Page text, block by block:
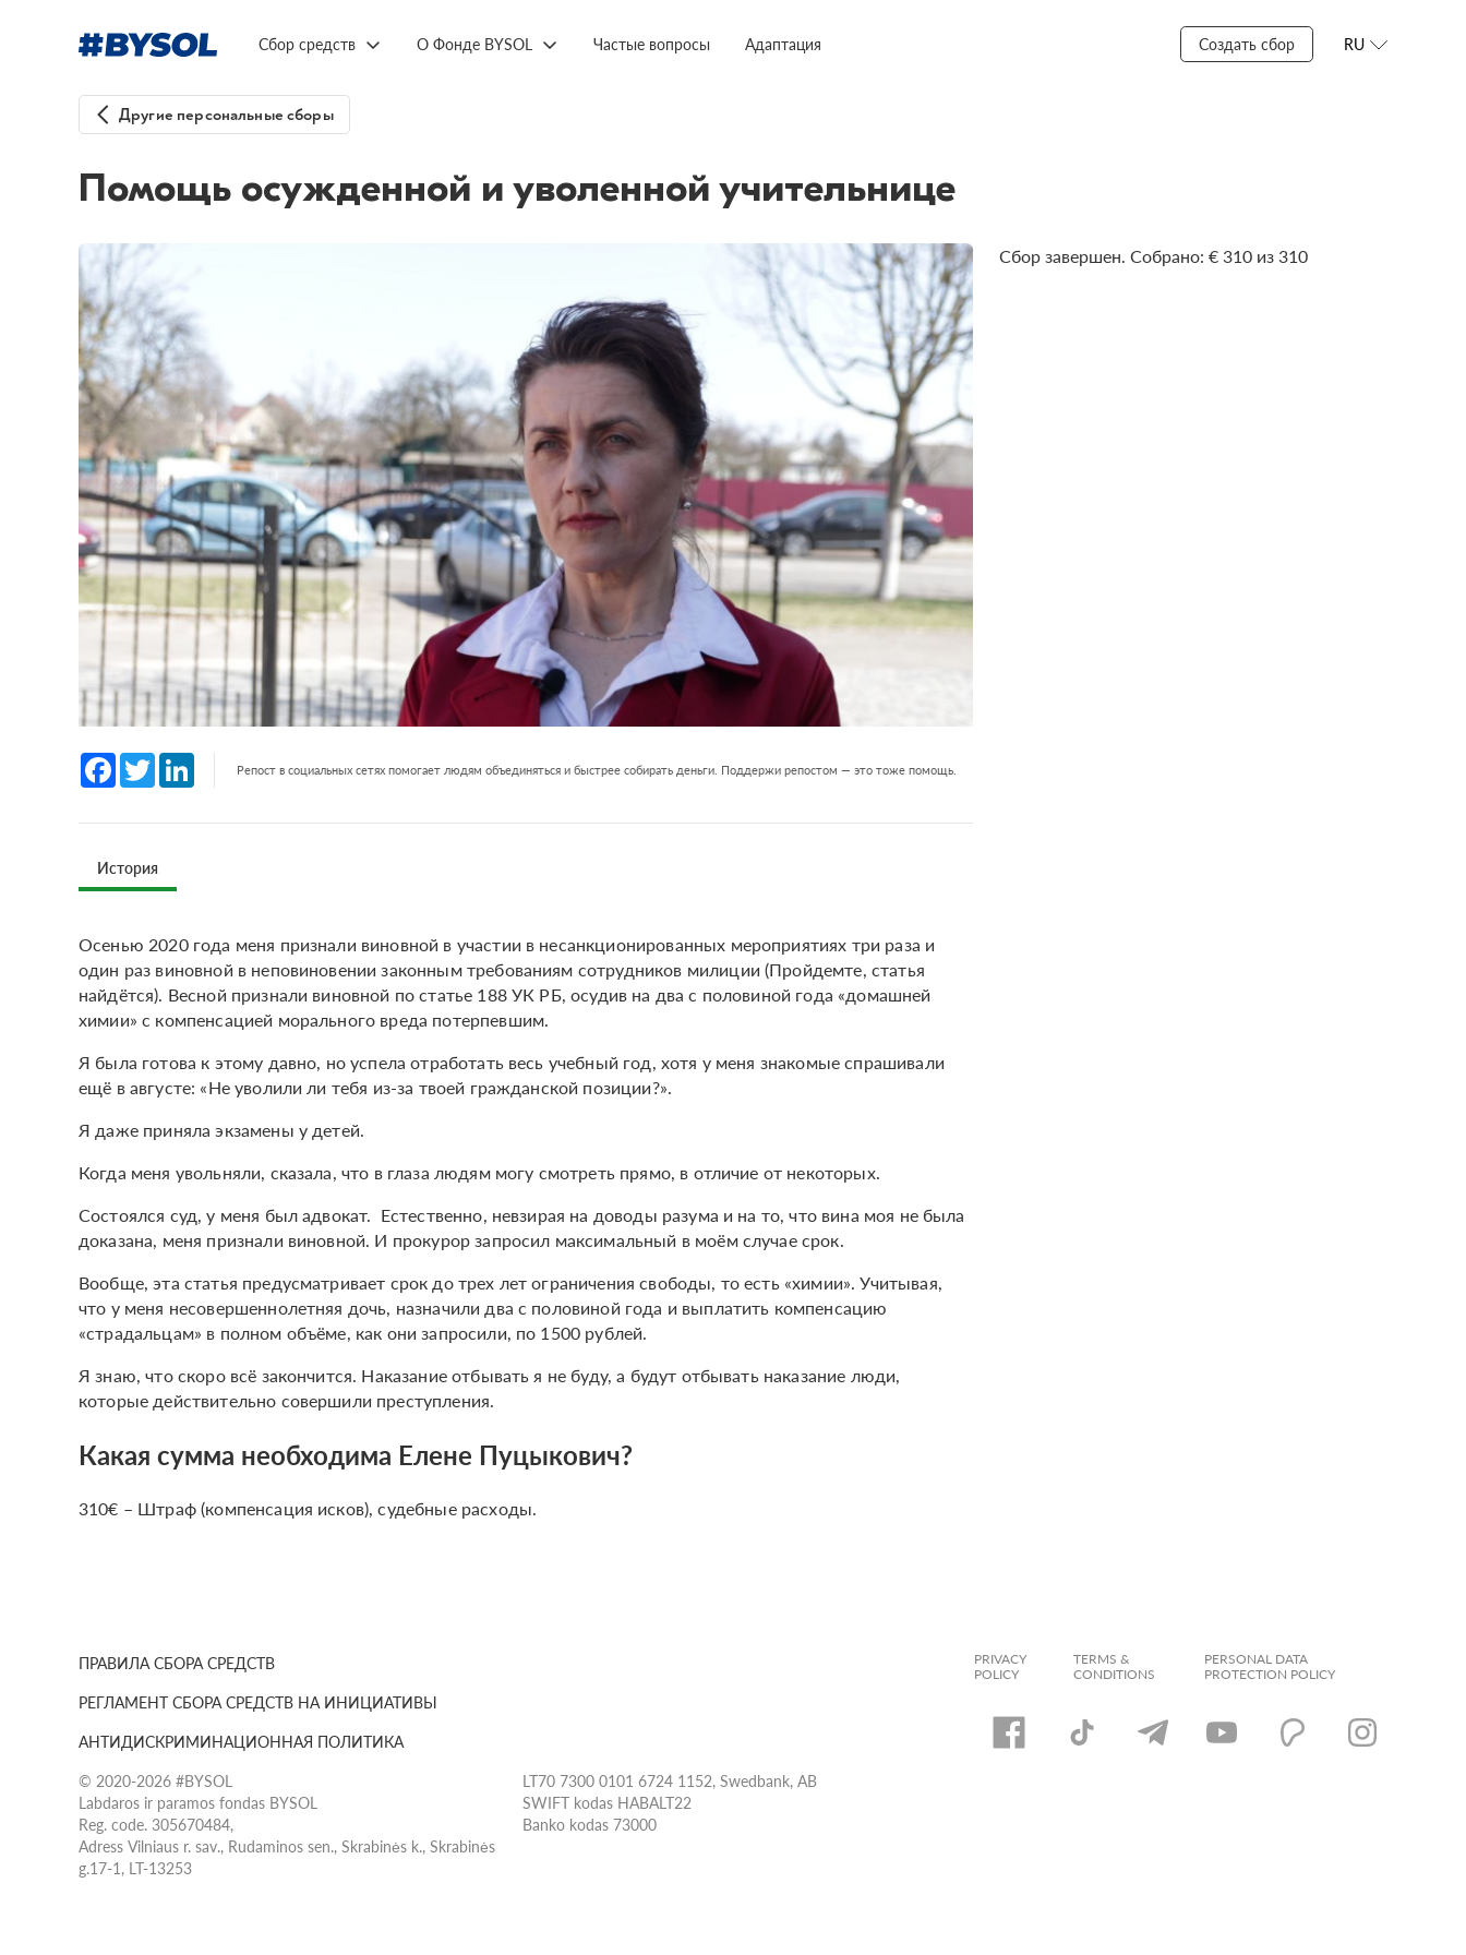
Сбор средств О Фонде BYSOL Частые вопросы Адаптация Создать сбор RU
Другие персональные сборы
Помощь осужденной и уволенной учительнице
Facebook
Twitter LinkedInРепост в социальных сетях помогает людям объединяться и быстрее собирать деньги. Поддержи репостом — это тоже помощь.
История
Осенью 2020 года меня признали виновной в участии в несанкционированных мероприятиях три раза и
один раз виновной в неповиновении законным требованиям сотрудников милиции (Пройдемте, статья
найдётся). Весной признали виновной по статье 188 УК РБ, осудив на два с половиной года «домашней
химии» с компенсацией морального вреда потерпевшим.
Я была готова к этому давно, но успела отработать весь учебный год, хотя у меня знакомые спрашивали
ещё в августе: «Не уволили ли тебя из-за твоей гражданской позиции?».
Я даже приняла экзамены у детей.
Когда меня увольняли, сказала, что в глаза людям могу смотреть прямо, в отличие от некоторых.
Состоялся суд, у меня был адвокат. Естественно, невзирая на доводы разума и на то, что вина моя не была
доказана, меня признали виновной. И прокурор запросил максимальный в моём случае срок.
Вообще, эта статья предусматривает срок до трех лет ограничения свободы, то есть «химии». Учитывая,
что у меня несовершеннолетняя дочь, назначили два с половиной года и выплатить компенсацию
«страдальцам» в полном объёме, как они запросили, по 1500 рублей.
Я знаю, что скоро всё закончится. Наказание отбывать я не буду, а будут отбывать наказание люди,
которые действительно совершили преступления.
Какая сумма необходима Елене Пуцыкович?
310€ – Штраф (компенсация исков), судебные расходы.
Сбор завершен. Собрано: € 310 из 310
ПРАВИЛА СБОРА СРЕДСТВ
РЕГЛАМЕНТ СБОРА СРЕДСТВ НА ИНИЦИАТИВЫ
АНТИДИСКРИМИНАЦИОННАЯ ПОЛИТИКА
© 2020-2026 #BYSOL
Labdaros ir paramos fondas BYSOL
Reg. code. 305670484,
Adress Vilniaus r. sav., Rudaminos sen., Skrabinės k., Skrabinės
g.17-1, LT-13253
LT70 7300 0101 6724 1152, Swedbank, AB
SWIFT kodas HABALT22
Banko kodas 73000
PRIVACY
POLICY
TERMS &
CONDITIONS
PERSONAL DATA
PROTECTION POLICY